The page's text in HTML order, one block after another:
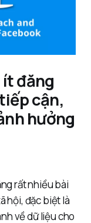
ít đăng
cận,
hưởng
rất nhiều bài
hội, đặc biệt là
về dữ liệu cho